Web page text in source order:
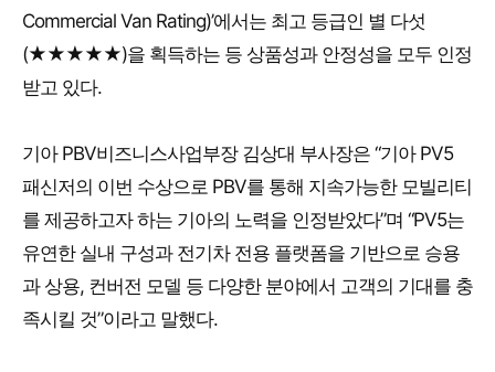
Commercial Van Rating)’에서는 최고 등급인 별 다섯
(★★★★★)을 획득하는 등 상품성과 안정성을 모두 인정
받고 있다.
기아 PBV비즈니스사업부장 김상대 부사장은 “기아 PV5
패신저의 이번 수상으로 PBV를 통해 지속가능한 모빌리티
를 제공하고자 하는 기아의 노력을 인정받았다”며 “PV5는
유연한 실내 구성과 전기차 전용 플랫폼을 기반으로 승용
과 상용, 컨버전 모델 등 다양한 분야에서 고객의 기대를 충
족시킬 것”이라고 말했다.